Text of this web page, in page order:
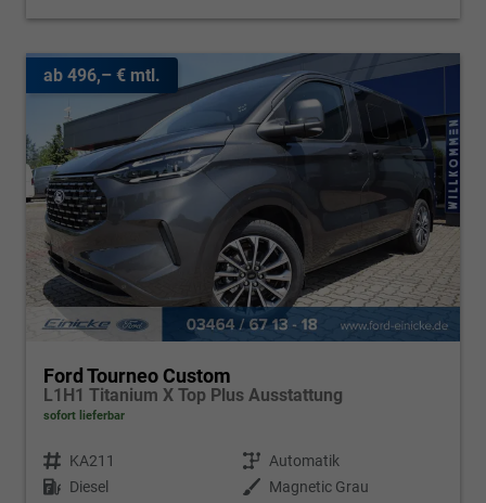
ab 496,– € mtl.
Ford Tourneo Custom
L1H1 Titanium X Top Plus Ausstattung
sofort lieferbar
Fahrzeugnr. KA211 Getriebe Automatik
Kraftstoff Diesel Außenfarbe
Magnetic Grau